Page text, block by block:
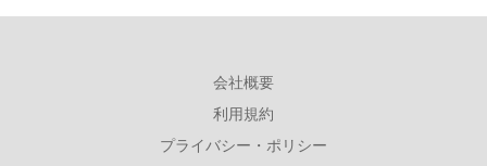
会社概要
利用規約
プライバシー・ポリシー